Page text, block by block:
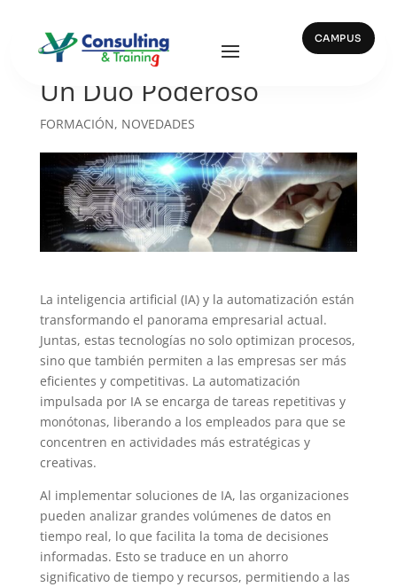
CAMPUS
La IA y Automatización:
Un Dúo Poderoso
FORMACIÓN, NOVEDADES
La inteligencia artificial (IA) y la automatización están
transformando el panorama empresarial actual.
Juntas, estas tecnologías no solo optimizan procesos,
sino que también permiten a las empresas ser más
eficientes y competitivas. La automatización
impulsada por IA se encarga de tareas repetitivas y
monótonas, liberando a los empleados para que se
concentren en actividades más estratégicas y
creativas.
Al implementar soluciones de IA, las organizaciones
pueden analizar grandes volúmenes de datos en
tiempo real, lo que facilita la toma de decisiones
informadas. Esto se traduce en un ahorro
significativo de tiempo y recursos, permitiendo a las